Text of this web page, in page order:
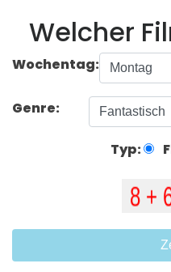
Welcher
Wochentag:
Genre:
Typ: